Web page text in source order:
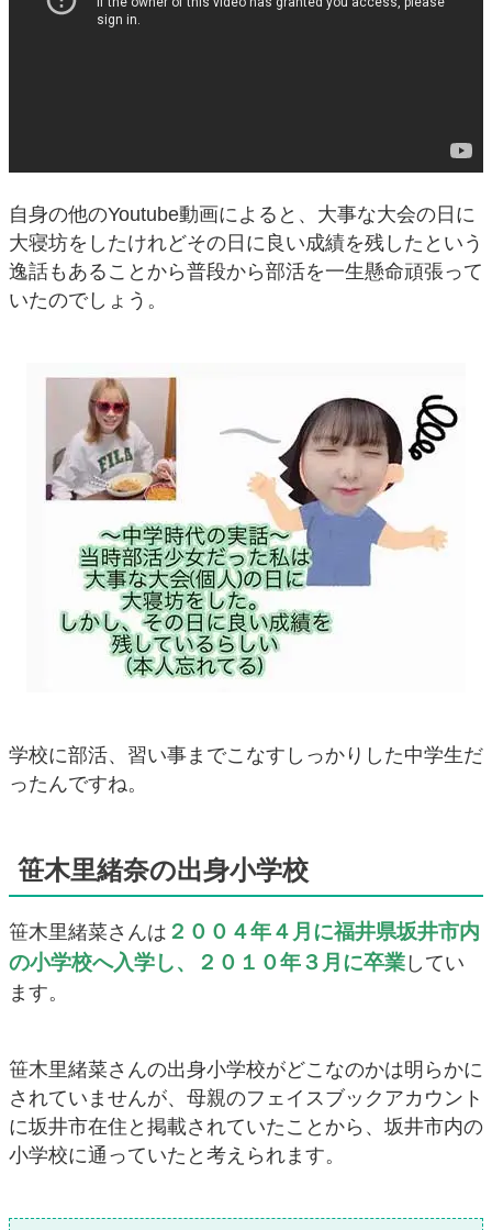
自身の他のYoutube動画によると、大事な大会の日に
大寝坊をしたけれどその日に良い成績を残したという
逸話もあることから普段から部活を一生懸命頑張って
いたのでしょう。
学校に部活、習い事までこなすしっかりした中学生だ
ったんですね。
笹木里緒奈の出身小学校
笹木里緒菜さんは ２００４年４月に福井県坂井市内
の小学校へ入学し、２０１０年３月に卒業 してい
ます。
笹木里緒菜さんの出身小学校がどこなのかは明らかに
されていませんが、母親のフェイスブックアカウント
に坂井市在住と掲載されていたことから、坂井市内の
小学校に通っていたと考えられます。